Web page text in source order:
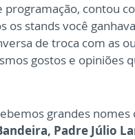
programação, contou
os stands você
de troca com as
gostos e opiniões
grandes
Padre Júlio